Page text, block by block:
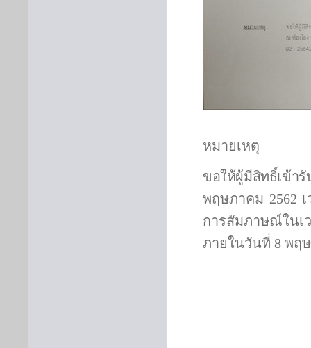
หมายเหตุ
ขอให้ผู้มีสิทธิ์เข้า
พฤษภาคม 2562
การสัมภาษณ์ในเ
ภายในวันที่ 8 พฤ